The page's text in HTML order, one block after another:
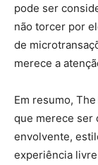
pode ser
não torcer por
de
merece a
Em resumo,
que merece ser
envolvente,
experiência